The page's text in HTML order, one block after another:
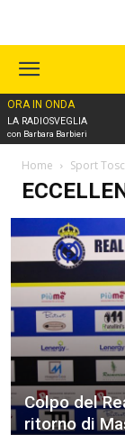
ORA IN ONDA
LA RADIOSVEGLIA
con Barbara Barbieri
Home Sport
Colpo del
ritorno di